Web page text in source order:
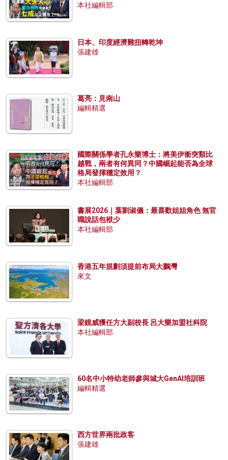
本社編輯部
日本、印度經濟難扭轉乾坤
張建雄
葛亮：見南山
編輯精選
國際關係學者孔永樂博士：將美伊衝突類比
越戰，兩者有何異同？中國崛起能否為全球
格局發揮穩定效用？
本社編輯部
書展2026｜葉劉淑儀：最喜歡姐姐角色 無官
職說話包袱少
本社編輯部
香港五年規劃須提前布局大鵬灣
來文
梁鏡威獲任方大副校長 呂大樂加盟社科院
本社編輯部
60名中小特幼老師參與城大GenAI培訓班
編輯精選
西方世界兩批政客
張建雄